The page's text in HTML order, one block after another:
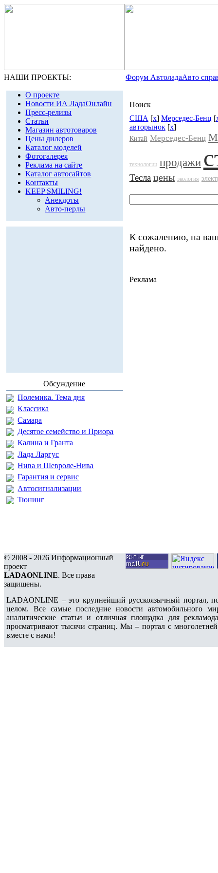
НАШИ ПРОЕКТЫ: Форум АвтоладаАвто
О проекте
Новости ИА ЛадаОнлайн
Пресс-релизы
Статьи
Магазин автотоваров
Цены дилеров
Каталог моделей
Фотогалерея
Реклама на сайте
Каталог автосайтов
Контакты
KEEP SMILING!
Анекдоты
Авто-перлы
Обсуждение
Полемика. Тема дня
Классика
Самара
Десятое семейство и Приора
Калина и Гранта
Лада Ларгус
Нива и Шевроле-Нива
Гарантия и сервис
Автосигнализации
Тюнинг
Поиск
США [x] Мерседес-Бенц [
авторынок [x]
Китай Мерседес-Бенц
технологии продажи
Тесла цены экология
К сожалению, на
найдено.
Реклама
© 2008 - 2026 Информационный
проект
LADAONLINE. Все права
защищены.
LADAONLINE – это крупнейший русскоязычный портал,
целом. Все самые последние новости автомобильного
аналитические статьи и отличная площадка для
просматривают тысячи страниц. Мы – портал с
вместе с нами!